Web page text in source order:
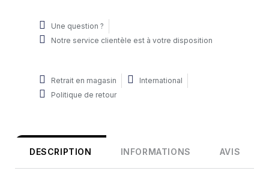
Une question ?
Notre service clientèle est à votre disposition
Retrait en magasin
International
Politique de retour
DESCRIPTION INFORMATIONS AVIS